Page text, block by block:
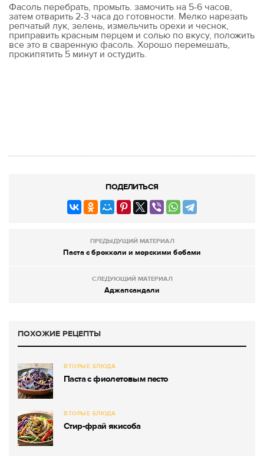
Фасоль перебрать, промыть. замочить на 5-6 часов,
затем отварить 2-3 часа до готовности. Мелко нарезать
репчатый лук, зелень, измельчить орехи и чеснок,
приправить красным перцем и солью по вкусу, положить
все это в сваренную фасоль. Хорошо перемешать,
прокипятить 5 минут и остудить.
ПОДЕЛИТЬСЯ
ПРЕДЫДУЩИЙ МАТЕРИАЛ
Паста с брокколи и морскими бобами
СЛЕДУЮЩИЙ МАТЕРИАЛ
Аджапсандали
ПОХОЖИЕ РЕЦЕПТЫ
ВТОРЫЕ БЛЮДА
Паста с фиолетовым песто
ВТОРЫЕ БЛЮДА
Стир-фрай якисоба